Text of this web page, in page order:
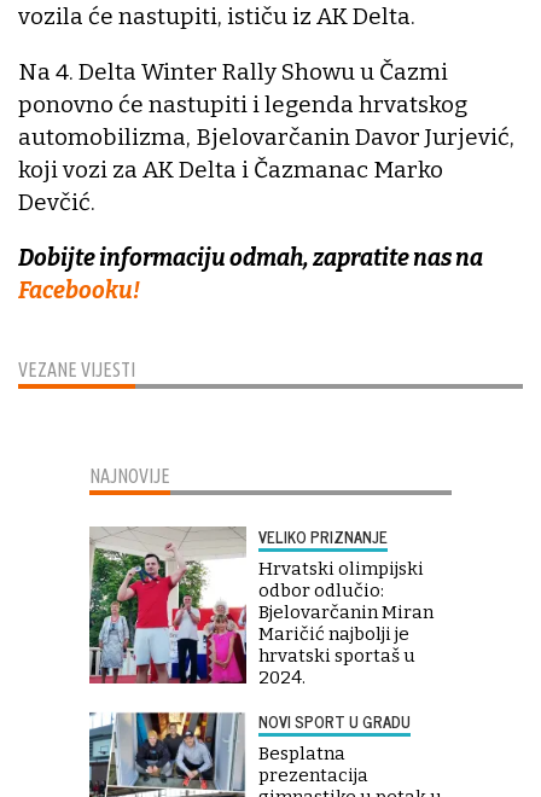
VEZANE VIJESTI
vozila će nastupiti, ističu iz AK Delta.
Na 4. Delta Winter Rally Showu u Čazmi
ponovno će nastupiti i legenda hrvatskog
automobilizma, Bjelovarčanin Davor Jurjević,
koji vozi za AK Delta i Čazmanac Marko
Devčić.
Dobijte informaciju odmah, zapratite nas na
Facebooku!
NAJNOVIJE
VELIKO PRIZNANJE
Hrvatski olimpijski
odbor odlučio:
Bjelovarčanin Miran
Maričić najbolji je
hrvatski sportaš u
2024.
NOVI SPORT U GRADU
Besplatna
prezentacija